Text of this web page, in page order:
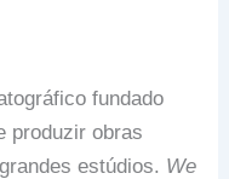
fundado
produzir obras
estúdios. We